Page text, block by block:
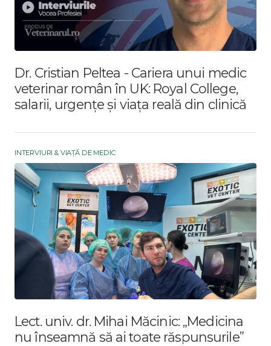
Dr. Cristian Peltea - Cariera unui medic
veterinar român în UK: Royal College,
salarii, urgențe și viața reală din clinică
INTERVIURI & VIAȚĂ DE MEDIC
Lect. univ. dr. Mihai Măcinic: „Medicina
nu înseamnă să ai toate răspunsurile”